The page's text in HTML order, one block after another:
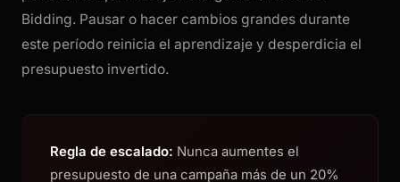
Bidding. Pausar o hacer cambios grandes durante
este período reinicia el aprendizaje y desperdicia el
presupuesto invertido.
Regla de escalado: Nunca aumentes el
presupuesto de una campaña más de un 20%